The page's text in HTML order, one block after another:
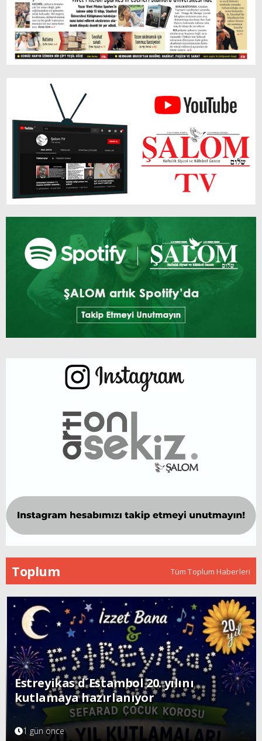
Toplum Tüm Toplum Haberleri
Estreyikas d´Estambol 20. yılını
kutlamaya hazırlanıyor
1 gün önce